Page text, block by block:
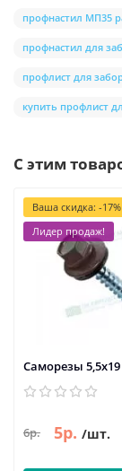
профнастил МП35
профнастил для
профлист для
купить профлист
С этим
Ваша скидка: -17%
Лидер продаж!
Саморезы 5,5х19
6р. 5р. /шт.